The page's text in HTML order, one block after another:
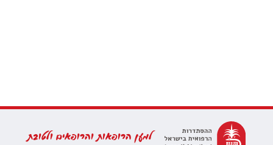
למען הרופאות והרופאים ולטובת